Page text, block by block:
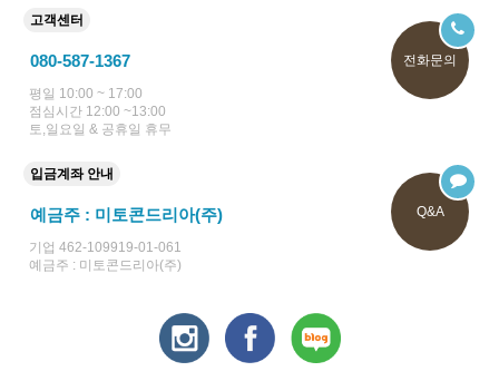
고객센터
080-587-1367
평일 10:00 ~ 17:00
점심시간 12:00 ~13:00
토,일요일 & 공휴일 휴무
전화문의
입금계좌 안내
예금주 : 미토콘드리아(주)
기업 462-109919-01-061
예금주 : 미토콘드리아(주)
Q&A